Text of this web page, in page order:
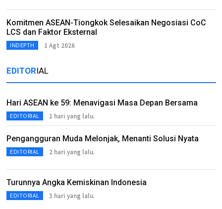
Komitmen ASEAN-Tiongkok Selesaikan Negosiasi CoC
LCS dan Faktor Eksternal
INDEPTH 1 Agt 2026
EDITORIAL
Hari ASEAN ke 59: Menavigasi Masa Depan Bersama
EDITORIAL 1 hari yang lalu.
Pengangguran Muda Melonjak, Menanti Solusi Nyata
EDITORIAL 2 hari yang lalu.
Turunnya Angka Kemiskinan Indonesia
EDITORIAL 3 hari yang lalu.